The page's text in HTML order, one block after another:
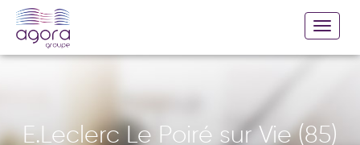
E.Leclerc Le Poiré sur Vie (85)